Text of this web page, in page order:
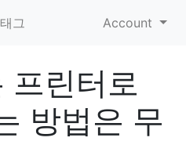
태그 Account
프린터로
방법은 무